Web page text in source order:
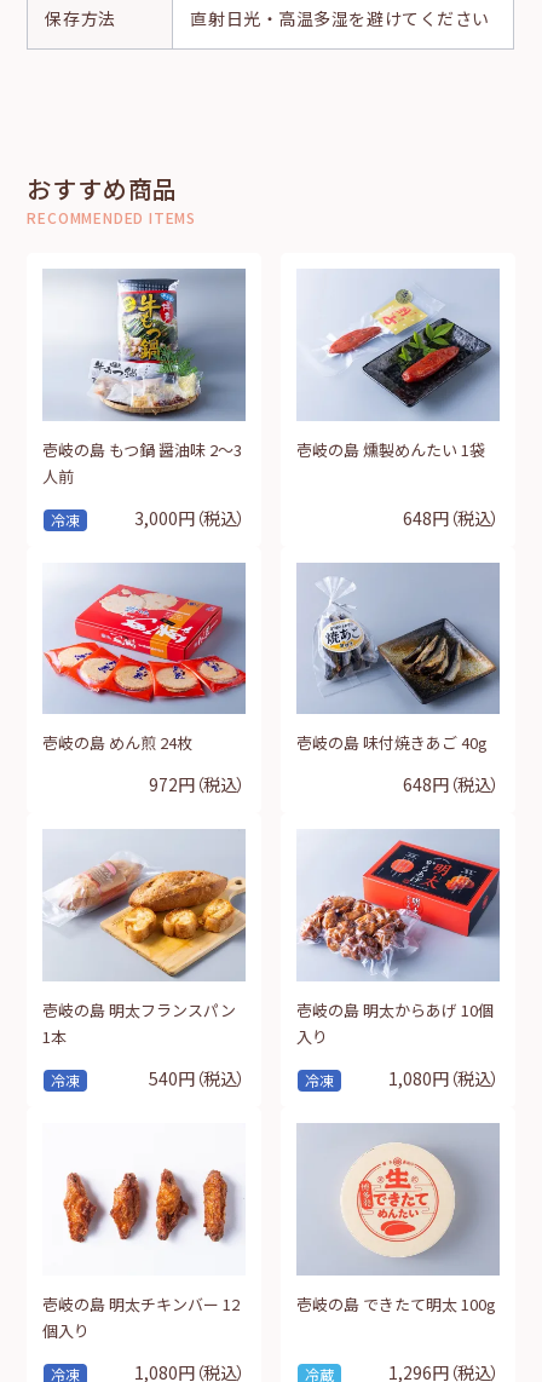
保存方法 直射日光・高温多湿を避けてください
おすすめ商品
RECOMMENDED ITEMS
冷凍
壱岐の島 もつ鍋 醤油味 2～3
人前
3,000円（税込）
壱岐の島 燻製めんたい 1袋
648円（税込）
壱岐の島 めん煎 24枚
972円（税込）
壱岐の島 味付焼きあご 40g
648円（税込）
冷凍
壱岐の島 明太フランスパン
1本
540円（税込） 冷凍
壱岐の島 明太からあげ 10個
入り
1,080円（税込）
冷凍
壱岐の島 明太チキンバー 12
個入り
1,080円（税込） 冷蔵
壱岐の島 できたて明太 100g
1,296円（税込）